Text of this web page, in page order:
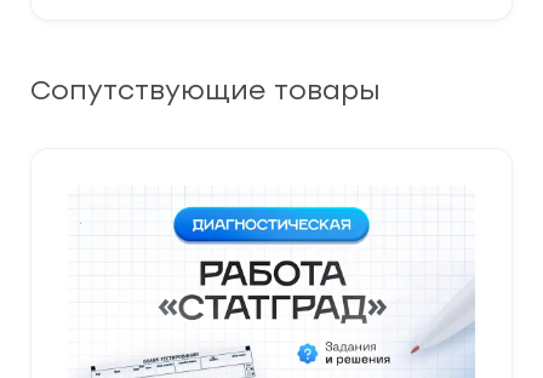
Сопутствующие товары